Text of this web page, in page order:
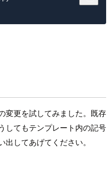
変更を試してみました。既存
してもテンプレート内の記号
してあげてください。